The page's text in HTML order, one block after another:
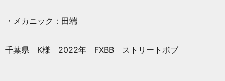
・メカニック：田端
千葉県 K様 2022年 FXBB ストリートボブ